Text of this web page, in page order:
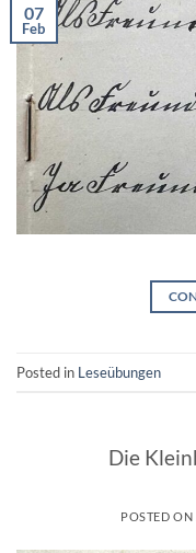
07
Feb
Posted in Leseübungen
Die
POSTED ON